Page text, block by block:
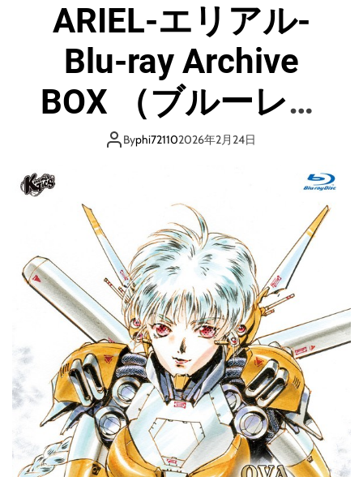
ARIEL-エリアル-
Blu-ray Archive
BOX （ブルーレイ
ディスク）
Byphi721102026年2月24日